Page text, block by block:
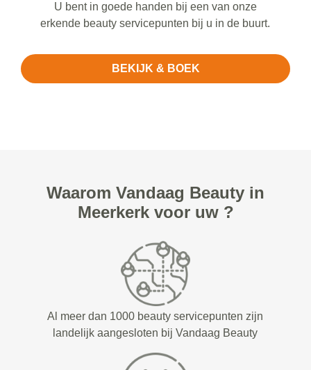
U bent in goede handen bij een van onze
erkende beauty servicepunten bij u in de buurt.
BEKIJK & BOEK
Waarom Vandaag Beauty in
Meerkerk voor uw ?
Al meer dan 1000 beauty servicepunten zijn
landelijk aangesloten bij Vandaag Beauty